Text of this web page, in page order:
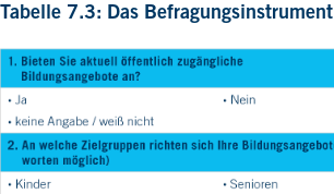
Tabelle 7.3: Das Befragungsinstrument